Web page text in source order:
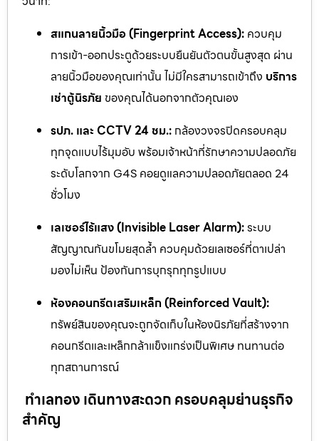
สแกนลายนิ้วมือ (Fingerprint Access): ควบคุม
การเข้า-ออกประตูด้วยระบบยืนยันตัวตนขั้นสูงสุด ผ่าน
ลายนิ้วมือของคุณเท่านั้น ไม่มีใครสามารถเข้าถึง บริการ
เช่าตู้นิรภัย ของคุณได้นอกจากตัวคุณเอง
รปภ. และ CCTV 24 ชม.: กล้องวงจรปิดครอบคลุม
ทุกจุดแบบไร้มุมอับ พร้อมเจ้าหน้าที่รักษาความปลอดภัย
ระดับโลกจาก G4S คอยดูแลความปลอดภัยตลอด 24
ชั่วโมง
เลเซอร์ไร้แสง (Invisible Laser Alarm):ระบบ
สัญญาณกันขโมยสุดล้ำ ควบคุมด้วยเลเซอร์ที่ตาเปล่า
มองไม่เห็น ป้องกันการบุกรุกทุกรูปแบบ
ห้องคอนกรีตเสริมเหล็ก (Reinforced Vault):
ทรัพย์สินของคุณจะถูกจัดเก็บในห้องนิรภัยที่สร้างจาก
คอนกรีตและเหล็กกล้าแข็งแกร่งเป็นพิเศษ ทนทานต่อ
ทุกสถานการณ์
ทำเลทอง เดินทางสะดวก ครอบคลุมย่านธุรกิจ
สำคัญ